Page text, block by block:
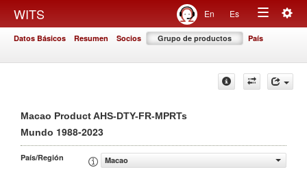
WITS En Es
Toggle
Datos Básicos Resumen Socios Grupo de productos País
Macao Product AHS-DTY-FR-MPRTs
Mundo 1988-2023
País/Región
Macao